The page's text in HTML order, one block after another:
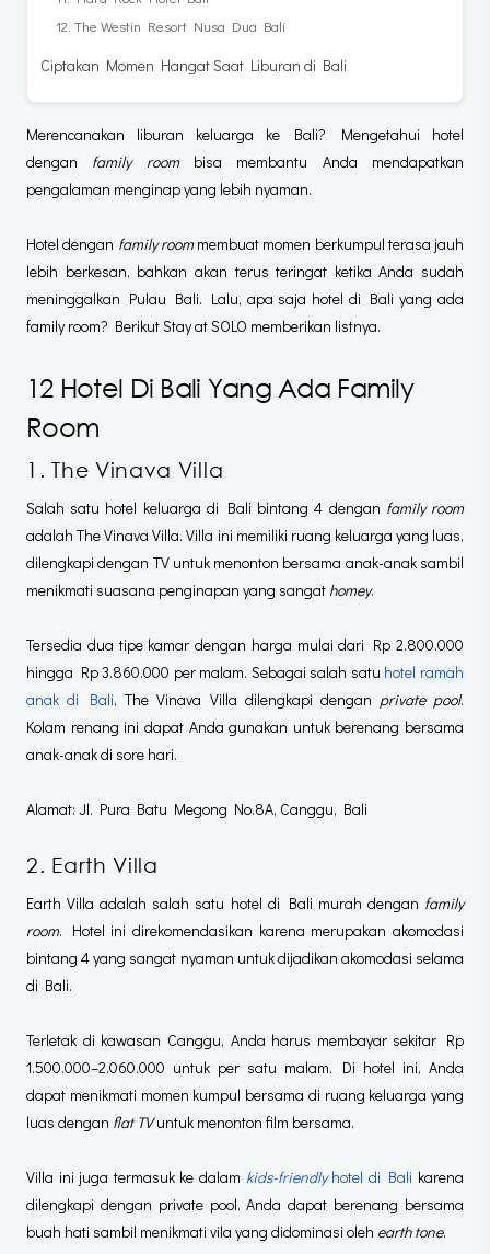
12. The Westin Resort Nusa Dua Bali
Ciptakan Momen Hangat Saat Liburan di Bali
Merencanakan liburan keluarga ke Bali? Mengetahui hotel
dengan family roombisa membantu Anda mendapatkan
pengalaman menginap yang lebih nyaman.
Hotel dengan family roommembuat momen berkumpul terasa jauh
lebih berkesan, bahkan akan terus teringat ketika Anda sudah
meninggalkan Pulau Bali. Lalu, apa saja hotel di Bali yang ada
family room? Berikut Stay at SOLO memberikan listnya.
12 Hotel Di Bali Yang Ada Family
Room
1. The Vinava Villa
Salah satu hotel keluarga di Bali bintang 4 dengan family room
adalah The Vinava Villa. Villa ini memiliki ruang keluarga yang luas,
dilengkapi dengan TV untuk menonton bersama anak-anak sambil
menikmati suasana penginapan yang sangat homey.
Tersedia dua tipe kamar dengan harga mulai dari Rp 2.800.000
hingga Rp 3.860.000 per malam. Sebagai salah satu hotel ramah
anak di Bali, The Vinava Villa dilengkapi dengan private pool.
Kolam renang ini dapat Anda gunakan untuk berenang bersama
anak-anak di sore hari.
Alamat: Jl. Pura Batu Megong No.8A, Canggu, Bali
2. Earth Villa
Earth Villa adalah salah satu hotel di Bali murah dengan family
room. Hotel ini direkomendasikan karena merupakan akomodasi
bintang 4 yang sangat nyaman untuk dijadikan akomodasi selama
di Bali.
Terletak di kawasan Canggu, Anda harus membayar sekitar Rp
1.500.000–2.060.000 untuk per satu malam. Di hotel ini, Anda
dapat menikmati momen kumpul bersama di ruang keluarga yang
luas dengan flat TVuntuk menonton film bersama.
Villa ini juga termasuk ke dalam kids-friendlyhotel di Bali karena
dilengkapi dengan private pool. Anda dapat berenang bersama
buah hati sambil menikmati vila yang didominasi oleh earth tone.